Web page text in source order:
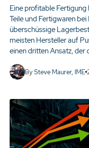
Eine profitable
Teile und Fertigwaren
überschüssige
meisten Hersteller auf
einen dritten Ansatz, der
BySteve Maurer, IME